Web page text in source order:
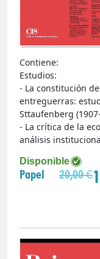
Disponible
Papel 20,00 €
Contiene:
Estudios:
- La constitución
entreguerras:
Sttaufenberg
- La crítica de la
análisis